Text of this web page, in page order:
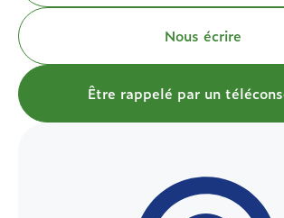
Nous écrire
Être rappelé par un